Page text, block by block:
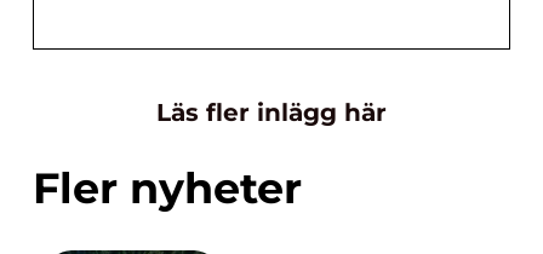
Läs fler inlägg här
Fler nyheter